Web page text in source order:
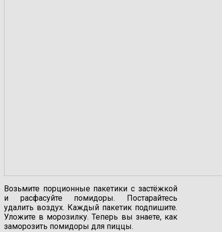
Возьмите порционные пакетики с застёжкой
и расфасуйте помидоры. Постарайтесь
удалить воздух. Каждый пакетик подпишите.
Уложите в морозилку. Теперь вы знаете, как
заморозить помидоры для пиццы.